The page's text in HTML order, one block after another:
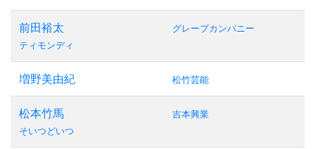
前田裕太
ティモンディ
グレープカンパニー
増野美由紀 松竹芸能
松本竹馬
そいつどいつ
吉本興業